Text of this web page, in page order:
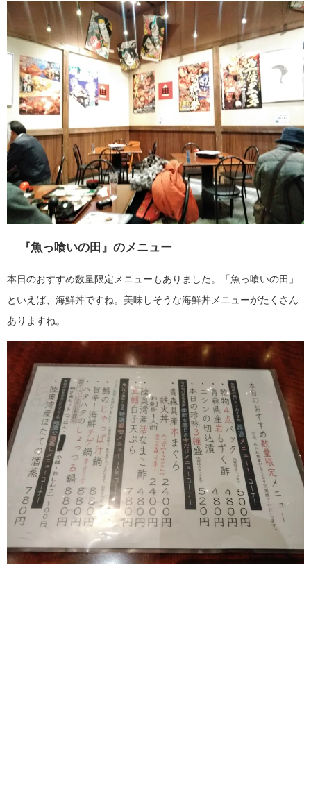
『魚っ喰いの田』のメニュー
本日のおすすめ数量限定メニューもありました。 「魚っ喰いの田」
といえば、海鮮丼ですね。美味しそうな海鮮丼メニューがたくさん
ありますね。